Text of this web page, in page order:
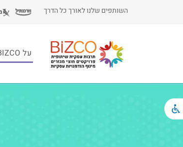
השותפים שלנו לאורך כל הדרך
על BIZCO